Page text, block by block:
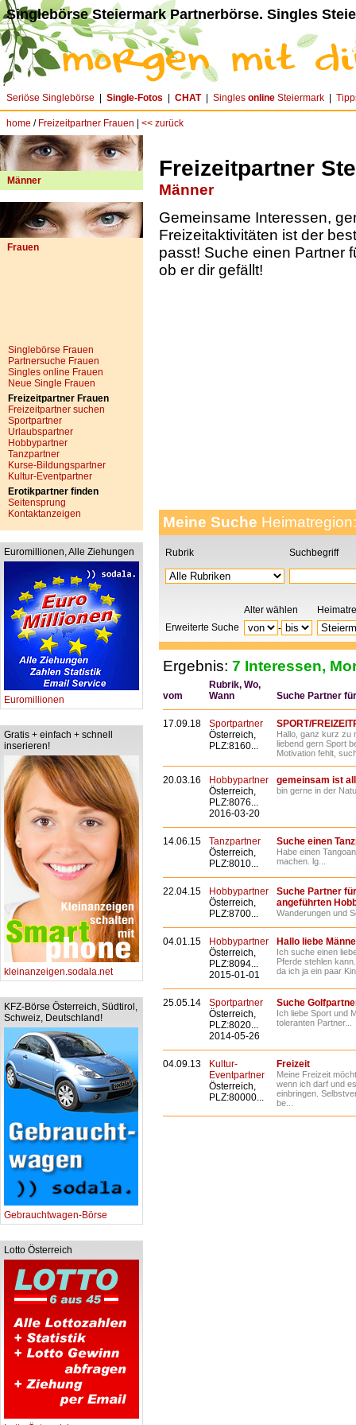
Singlebörse Steiermark Partnerbörse. Singles
Seriöse Singlebörse Single-Fotos CHAT| Singles online Steiermark
home / Freizeitpartner Frauen << zurück
Männer
Frauen
Singlebörse Frauen
Partnersuche Frauen
Singles online Frauen
Neue Single Frauen
Freizeitpartner Frauen
Freizeitpartner suchen
Sportpartner
Urlaubspartner
Hobbypartner
Tanzpartner
Kurse-Bildungspartner
Kultur-Eventpartner
Erotikpartner finden
Seitensprung
Kontaktanzeigen
Euromillionen, Alle Ziehungen
Euromillionen
Gratis + einfach + schnell
inserieren!
kleinanzeigen.sodala.net
KFZ-Börse Österreich, Südtirol,
Schweiz, Deutschland!
Gebrauchtwagen-Börse
Lotto Österreich
Freizeitpartner
Männer
Gemeinsame Interessen,
Freizeitaktivitäten ist der
passt! Suche einen Partner
ob er dir gefällt!
Meine Suche
Rubrik Suchbegriff
Alter wählen
Erweiterte Suche
-
Ergebnis: 7 Interessen,
vom
Rubrik, Wo,
Wann
Suche Partner
17.09.18
Sportpartner
Österreich,
PLZ:8160...
SPORT/
Hallo, ganz kurz zu
liebend gern Sport
Motivation fehlt,
20.03.16
Hobbypartner
Österreich,
PLZ:8076...
2016-03-20
gemeinsam ist
bin gerne in der
14.06.15
Tanzpartner
Österreich,
PLZ:8010...
Suche einen
Habe einen
machen. lg...
22.04.15
Hobbypartner
Österreich,
PLZ:8700...
Suche Partner
angeführten
Wanderungen und
04.01.15
Hobbypartner
Österreich,
PLZ:8094...
2015-01-01
Hallo liebe
Ich suche einen
Pferde stehlen
da ich ja ein paar
25.05.14
Sportpartner
Österreich,
PLZ:8020...
2014-05-26
Suche
Ich liebe Sport und
toleranten Partner...
04.09.13
Kultur-
Eventpartner
Österreich,
PLZ:80000...
Freizeit
Meine Freizeit
wenn ich darf und
einbringen.
be...